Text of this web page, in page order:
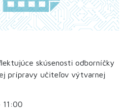
skúsenosti odborníčky
prípravy učiteľov výtvarnej
11:00